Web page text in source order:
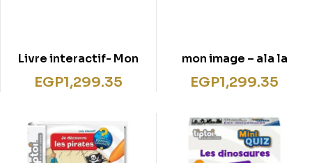
mon image – ala la
ferme
EGP1,299.35
Livre interactif- Mon
premier Atlas
EGP1,299.35